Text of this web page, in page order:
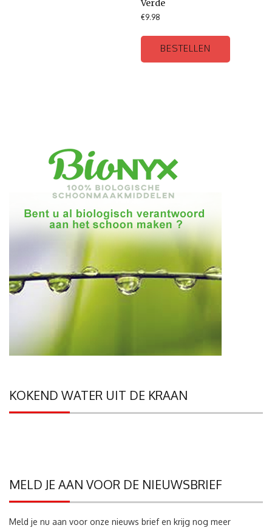
Verde
€9.98
BESTELLEN
KOKEND WATER UIT DE KRAAN
MELD JE AAN VOOR DE NIEUWSBRIEF
Meld je nu aan voor onze nieuws brief en krijg nog meer